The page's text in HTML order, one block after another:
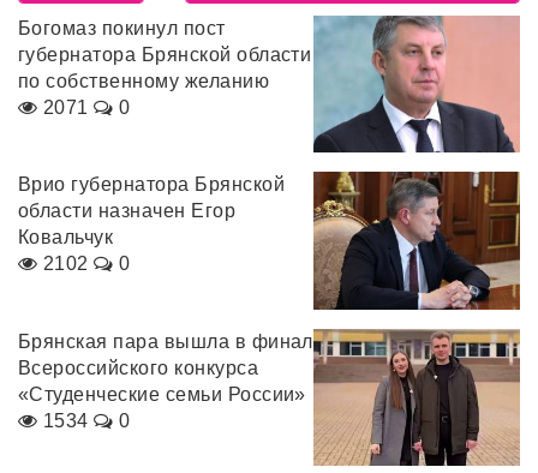
Богомаз покинул пост
губернатора Брянской области
по собственному желанию
2071
0
Врио губернатора Брянской
области назначен Егор
Ковальчук
2102
0
Брянская пара вышла в финал
Всероссийского конкурса
«Студенческие семьи России»
1534
0